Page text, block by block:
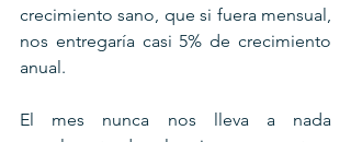
crecimiento sano, que si fuera mensual,
nos entregaría casi 5% de crecimiento
anual.
El mes nunca nos lleva a nada